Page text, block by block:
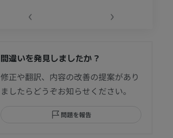
‹ ›
間違いを発見しましたか？
修正や翻訳、内容の改善の提案があり
ましたらどうぞお知らせください。
問題を報告